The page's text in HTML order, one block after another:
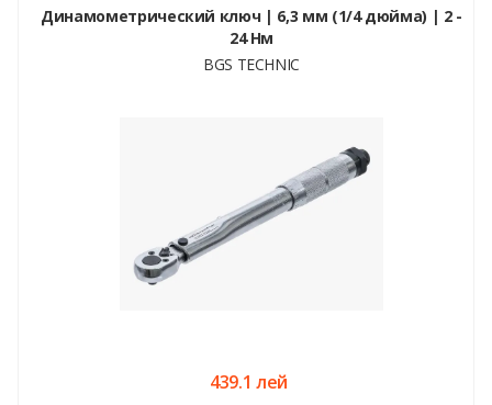
Динамометрический ключ | 6,3 мм (1/4 дюйма) | 2 -
24 Нм
BGS TECHNIC
439.1 лей